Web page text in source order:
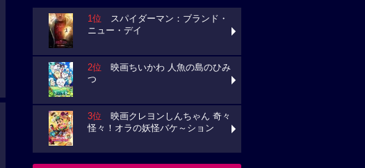
1位 スパイダーマン：ブランド・
ニュー・デイ
2位 映画ちいかわ 人魚の島のひみ
つ
3位 映画クレヨンしんちゃん 奇々
怪々！オラの妖怪バケ～ション